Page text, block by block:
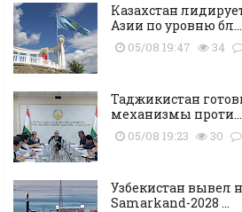
Казахстан
Азии по уровню бл...
05/08 19:47 34
Таджикистан
механизмы проти...
05/08 19:23 30
Узбекистан вывел
Samarkand-2028 ...